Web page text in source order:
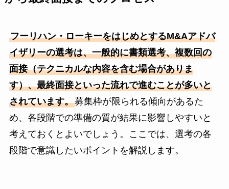
フーリハン・ローキーをはじめとするM&Aアドバ
イザリーの選考は、一般的に書類選考、複数回の
面接（テクニカルな内容を含む場合がありま
す）、最終面接といった流れで進むことが多いと
されています。募集枠が限られる傾向があるた
め、各段階での準備の質が結果に影響しやすいと
考えておくとよいでしょう。ここでは、選考の各
段階で意識したいポイントを解説します。